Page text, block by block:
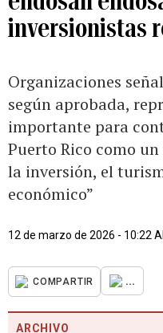
inversionistas
Organizaciones
según aprobada,
importante para
Puerto Rico como
la inversión, el
económico”
12 de marzo de 2026 - 10:22
COMPARTIR ...
ARCHIVO